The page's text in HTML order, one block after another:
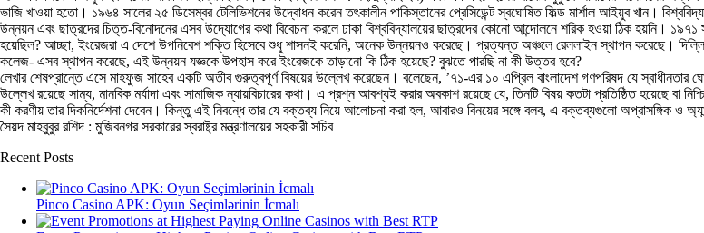
ভাজি খাওয়া হতো। ১৯৬৪ সালের ২৫ ডিসেম্বর টেলিভিশনের উদ্বোধন করেন তৎকালীন পাকিস্তানের প্রেসিডেন্ট স্বঘোষিত ফিল্ড মার্শাল আইয়ুব খান।
উন্নয়ন এবং ছাত্রদের চিত্ত-বিনোদনের এসব উদ্যোগের কথা বিবেচনা করলে ঢাকা বিশ্ববিদ্যালয়ের ছাত্রদের কোনো আন্দোলনে শরিক হওয়া ঠিক হয়নি। ১৯৭১
হয়েছিল? আচ্ছা, ইংরেজরা এ দেশে উপনিবেশ শক্তি হিসেবে শুধু শাসনই করেনি, অনেক উন্নয়নও করেছে। প্রত্যন্ত অঞ্চলে রেললাইন স্থাপন করেছে।
কলেজ- এসব স্থাপন করেছে, এই উন্নয়ন যজ্ঞকে উপহাস করে ইংরেজকে তাড়ানো কি ঠিক হয়েছে? বুঝতে পারছি না কী উত্তর হবে?
লেখার শেষপ্রান্তে এসে মাহফুজ সাহেব একটি অতীব গুরুত্বপূর্ণ বিষয়ের উল্লেখ করেছেন। বলেছেন, ’৭১-এর ১০ এপ্রিল বাংলাদেশ গণপরিষদ যে
উল্লেখ রয়েছে সাম্য, মানবিক মর্যাদা এবং সামাজিক ন্যায়বিচারের কথা। এ প্রশ্ন আবশ্যই করার অবকাশ রয়েছে যে, তিনটি বিষয় কতটা প্রতিষ্ঠিত হয়েছে
কী করণীয় তার দিকনির্দেশনা দেবেন। কিন্তু এই নিবন্ধে তার যে বক্তব্য নিয়ে আলোচনা করা হল, আবারও বিনয়ের সঙ্গে বলব, এ বক্তব্যগুলো অপ্রাসঙ্গিক ও
সৈয়দ মাহবুবুর রশিদ : মুজিবনগর সরকারের স্বরাষ্ট্র মন্ত্রণালয়ের সহকারী সচিব
Recent Posts
Pinco Casino APK: Oyun Seçimlərinin İcmalı